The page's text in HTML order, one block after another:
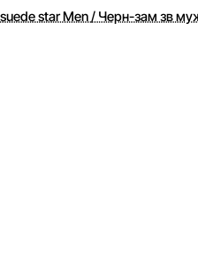
star Men / Черн-зам зв